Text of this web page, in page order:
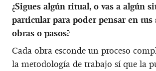
¿Sigues algún ritual, o vas a algún
particular para poder pensar en tus
obras o pasos?
Cada obra esconde un proceso
la metodología de trabajo sí que la